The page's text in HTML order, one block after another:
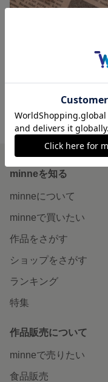
minne ホーム Handmade
minneを知る
minneについて
minneで買いたい
作品をさがす
ショップをさがす
ランキング
特集
作品販売について
minneで売りたい
食品販売